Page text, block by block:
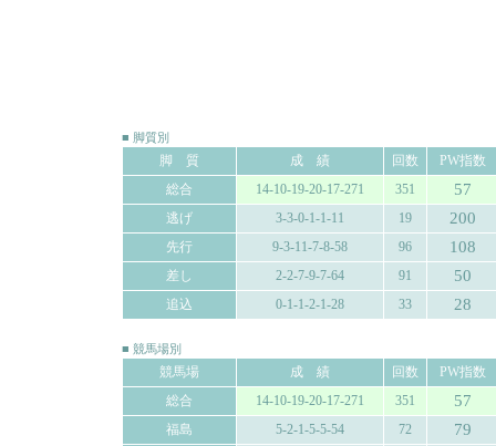
■ 脚質別
脚 質 成 績 回数
PW指数
総合
14-10-19-20-17-271 351 57
逃げ 3-3-0-1-1-11 19 200
先行 9-3-11-7-8-58 96 108
差し 2-2-7-9-7-64 91 50
追込 0-1-1-2-1-28 33 28
■ 競馬場別
競馬場 成 績 回数
PW指数
総合
14-10-19-20-17-271 351 57
福島 5-2-1-5-5-54 72 79